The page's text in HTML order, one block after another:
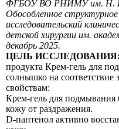
ФГБОУ ВО РНИМУ им. Н. И.
Обособленное
исследовательский
детской хирургии им.
декабрь 2025.
ЦЕЛЬ ИССЛЕДОВАНИЯ:
продукта Крем-гель для
солнышко на соответствие
свойствам:
Крем-гель для
кожу от раздражения.
D-пантенол активно